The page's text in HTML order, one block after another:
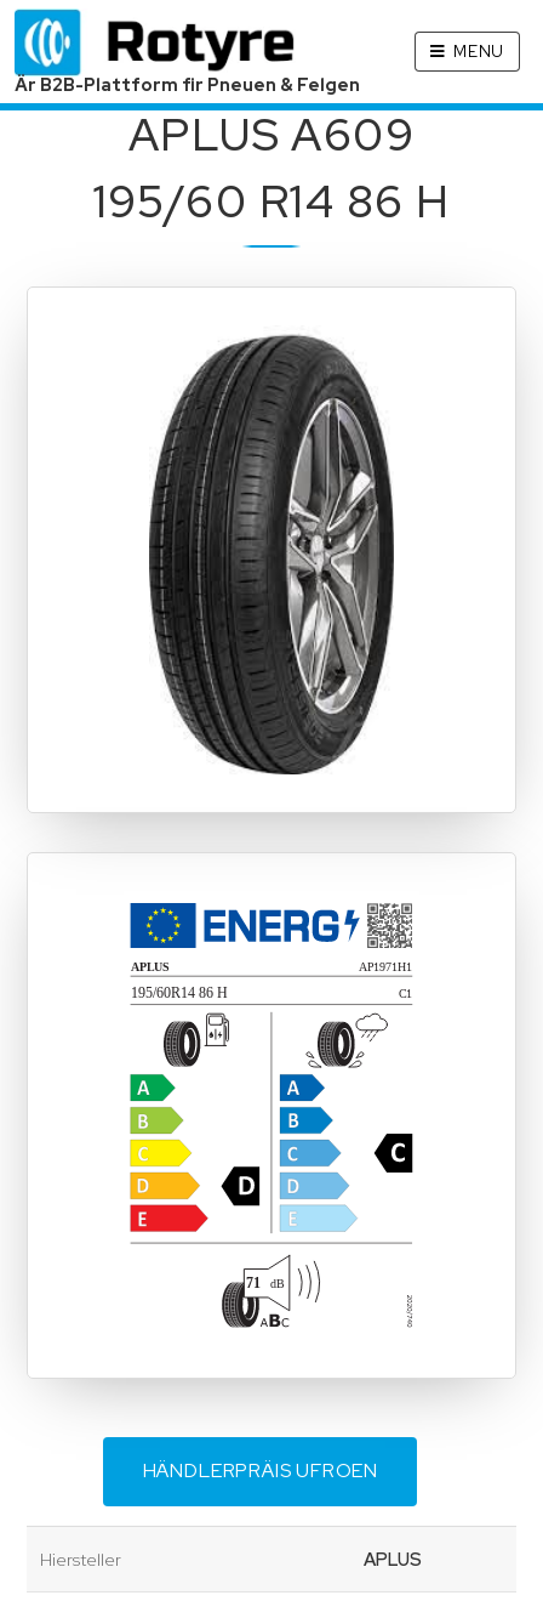
Är B2B-Plattform fir Pneuen & Felgen
MENU
APLUS A609
195/60 R14 86 H
HÄNDLERPRÄIS UFROEN
Hiersteller APLUS